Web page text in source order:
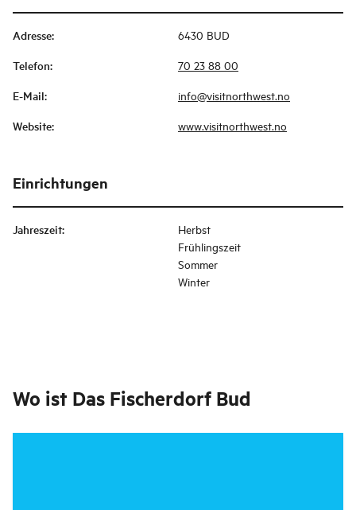
Adresse: 6430 BUD
Telefon: 70 23 88 00
E-Mail: info@visitnorthwest.no
Website: www.visitnorthwest.no
Einrichtungen
Jahreszeit:
Herbst
Frühlingszeit
Sommer
Winter
Wo ist Das Fischerdorf Bud